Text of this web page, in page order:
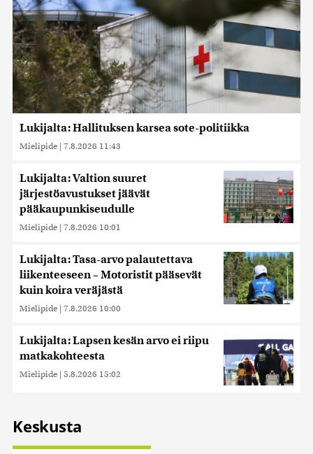
Lukijalta: Hallituksen karsea sote-politiikka
Mielipide | 7.8.2026 11:43
Lukijalta: Valtion suuret
järjestöavustukset jäävät
pääkaupunkiseudulle
Mielipide | 7.8.2026 10:01
Lukijalta: Tasa-arvo palautettava
liikenteeseen – Motoristit pääsevät
kuin koira veräjästä
Mielipide | 7.8.2026 10:00
Lukijalta: Lapsen kesän arvo ei riipu
matkakohteesta
Mielipide | 5.8.2026 15:02
Keskusta